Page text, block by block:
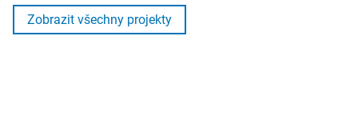
Zobrazit všechny projekty